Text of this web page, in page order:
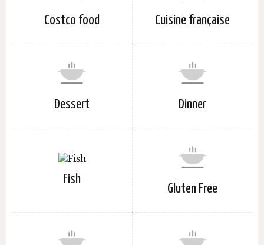
Costco food Cuisine française
Dessert Dinner
Fish
Gluten Free